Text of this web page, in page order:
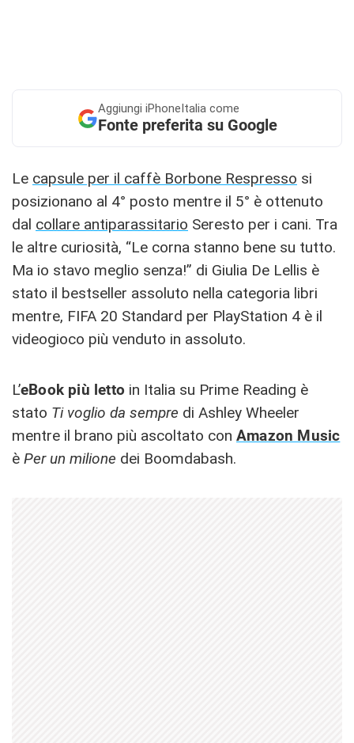
Aggiungi iPhoneItalia come
Fonte preferita su Google
Le capsule per il caffè Borbone Respresso si
posizionano al 4° posto mentre il 5° è ottenuto
dal collare antiparassitario Seresto per i cani. Tra
le altre curiosità, “Le corna stanno bene su tutto.
Ma io stavo meglio senza!” di Giulia De Lellis è
stato il bestseller assoluto nella categoria libri
mentre, FIFA 20 Standard per PlayStation 4 è il
videogioco più venduto in assoluto.
L’eBook più letto in Italia su Prime Reading è
stato Ti voglio da sempre di Ashley Wheeler
mentre il brano più ascoltato con Amazon Music
è Per un milione dei Boomdabash.